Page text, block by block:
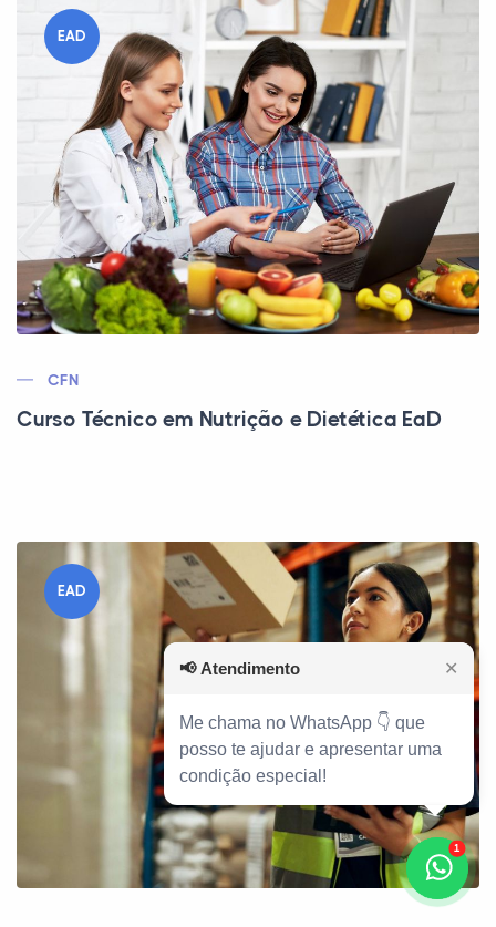
EAD
CFN
Curso Técnico em Nutrição e Dietética EaD
EAD
1
📢 Atendimento ✕
Me chama no WhatsApp 👇 que
posso te ajudar e apresentar uma
condição especial!